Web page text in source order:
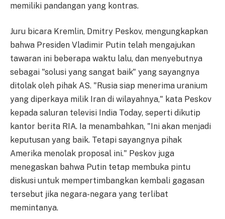
memiliki pandangan yang kontras.
Juru bicara Kremlin, Dmitry Peskov, mengungkapkan
bahwa Presiden Vladimir Putin telah mengajukan
tawaran ini beberapa waktu lalu, dan menyebutnya
sebagai "solusi yang sangat baik" yang sayangnya
ditolak oleh pihak AS. "Rusia siap menerima uranium
yang diperkaya milik Iran di wilayahnya," kata Peskov
kepada saluran televisi India Today, seperti dikutip
kantor berita RIA. Ia menambahkan, "Ini akan menjadi
keputusan yang baik. Tetapi sayangnya pihak
Amerika menolak proposal ini." Peskov juga
menegaskan bahwa Putin tetap membuka pintu
diskusi untuk mempertimbangkan kembali gagasan
tersebut jika negara-negara yang terlibat
memintanya.